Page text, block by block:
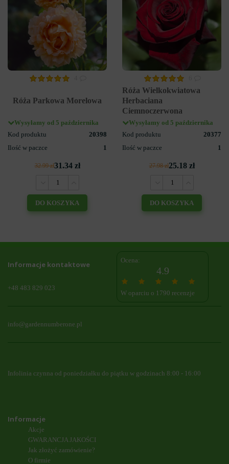
Róża Parkowa Morelowa
Wysyłamy od 5 października
Kod produktu
20398
Ilość w paczce
1
32.99 zł31.34 zł
DO KOSZYKA
Róża Wielkokwiatowa
Herbaciana
Ciemnoczerwona
Wysyłamy od 5 października
Kod produktu
20377
Ilość w paczce
1
27.98 zł25.18 zł
DO KOSZYKA
Informacje kontaktowe
+48 483 829 023
Ocena:
4.9
W oparciu o 1790 recenzje
info@gardennumberone.pl
Infolinia czynna od poniedziałku do piątku w godzinach 8:00 - 16:00
Informacje
Akcje
GWARANCJA JAKOŚCI
Jak złożyć zamówienie?
O firmie